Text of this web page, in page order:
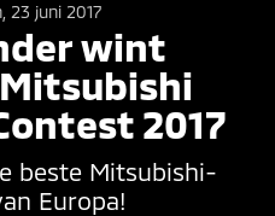
23 juni 2017
wint
2017
beste Mitsubishi-
Europa!